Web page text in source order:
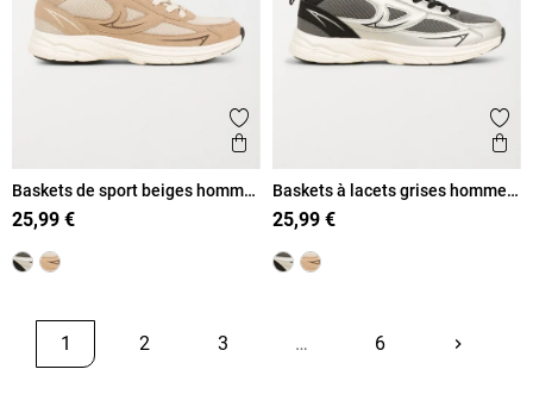
Ajouter aux favoris
Aperçu rapide
Baskets de sport beiges homme
(40-46)
25,99 €
Baskets à lacets grises homme
(40-46)
25,99 €
1 2 3 … 6 keyboard_arrow_rightSuivant